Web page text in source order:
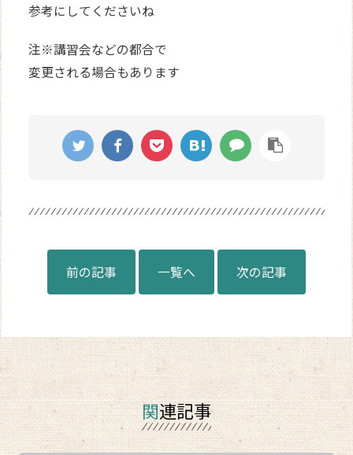
参考にしてくださいね
注※講習会などの都合で
変更される場合もあります
前の記事 一覧へ 次の記事
関連記事